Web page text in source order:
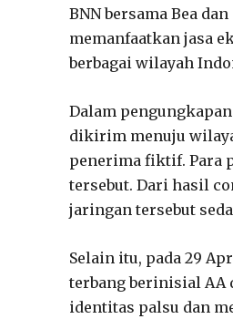
BNN bersama Bea
memanfaatkan jasa
berbagai wilayah
Dalam
dikirim menuju
penerima fiktif. Para
tersebut. Dari hasil
jaringan tersebut
Selain itu, pada 29
terbang berinisial AA
identitas palsu dan